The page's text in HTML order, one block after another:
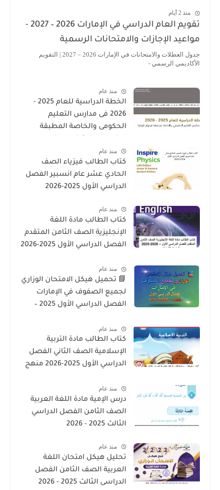
تقويم العام الدراسي في الإمارات 2026 – 2027 -
الإجازات والامتحانات الرسمية
جدول العطلات والامتحانات في الإمارات 2026 – 2027 | التقويم
الرسمي -
منذ عام
الخطة الدراسية للعام 2025 -
2026 فى مدارس التعليم
الحكومى والخاصة المطبقة
منذ عام
كتاب الطالب فيزياء الصف
الحادي عشر عام انسبير الفصل
الدراسي الأول 2025-2026
منذ عام
كتاب الطالب مادة اللغة
الإنجليزية الصف الثامن المتقدم
الفصل الدراسي الأول 2025-2026
منذ عام
📘 تحميل هيكل الامتحان الوزاري
لجميع الصفوف في الإمارات
الفصل الدراسي الأول 2025 –
منذ عام
كتاب الطالب مادة التربية
الإسلامية الصف الثاني الفصل
الدراسي الأول 2025-2026 منهج
منذ عام
درس الإمية مادة اللغة العربية
الصف الثامن الفصل الدراسي
الثالث 2025 - 2026
منذ عام
تحليل هيكل امتحان اللغة
العربية الصف الثامن الفصل
الدراسى الثالث 2025 - 2026